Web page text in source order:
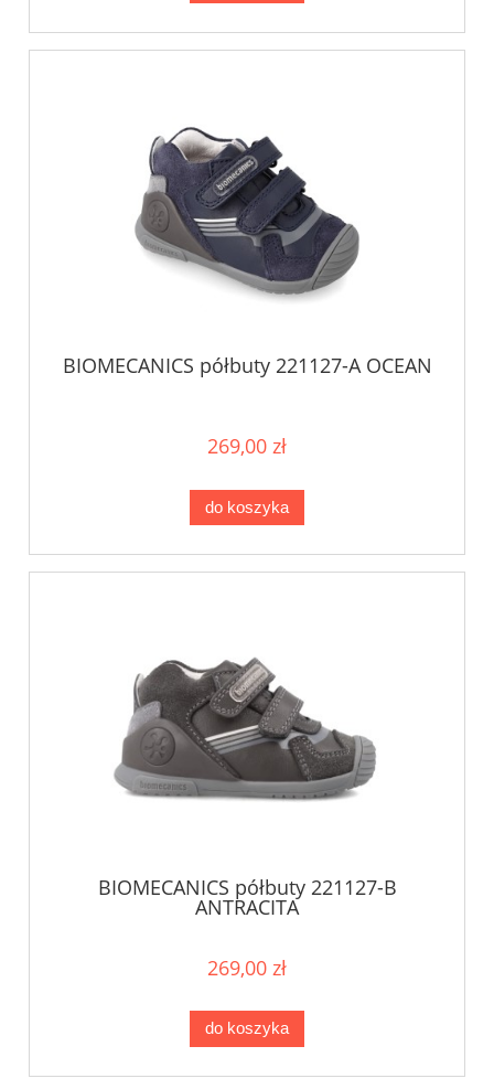
BIOMECANICS półbuty 221127-A OCEAN
269,00 zł
do koszyka
BIOMECANICS półbuty 221127-B
ANTRACITA
269,00 zł
do koszyka